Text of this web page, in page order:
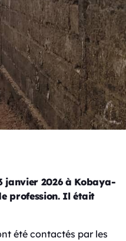
janvier 2026 à Kobaya-
profession. Il était
été contactés par les